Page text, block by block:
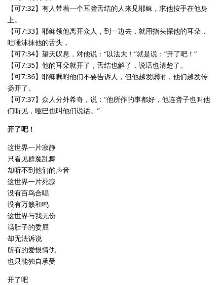
【可7:32】有人带着一个耳聋舌结的人来见耶稣，求他按手在他身
上。
【可7:33】耶稣领他离开众人，到一边去，就用指头探他的耳朵，
吐唾沫抹他的舌头，
【可7:34】望天叹息，对他说：“以法大！”就是说：“开了吧！”
【可7:35】他的耳朵就开了，舌结也解了，说话也清楚了。
【可7:36】耶稣嘱咐他们不要告诉人，但他越发嘱咐，他们越发传
扬开了。
【可7:37】众人分外希奇，说：“他所作的事都好，他连聋子也叫他
们听见，哑巴也叫他们说话。”
开了吧！
这世界一片寂静
只看见群魔乱舞
却听不到他们的声音
这世界一片死寂
没有百鸟合唱
没有万籁和鸣
这世界与我无份
满肚子的委屈
却无法诉说
所有的爱恨情仇
也只能独自承受
开了吧